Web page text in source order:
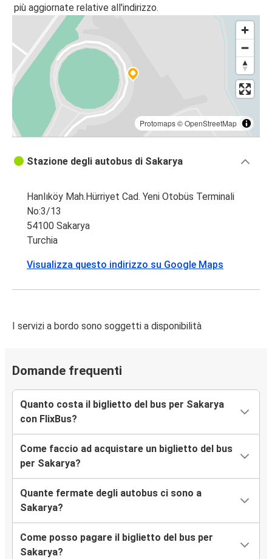
più aggiornate relative all'indirizzo.
Protomaps©OpenStreetMap
Stazione degli autobus di Sakarya
Hanlıköy Mah.Hürriyet Cad. Yeni Otobüs Terminali
No:3/13
54100 Sakarya
Turchia
Visualizza questo indirizzo su Google Maps
I servizi a bordo sono soggetti a disponibilità
Domande frequenti
Quanto costa il biglietto del bus per Sakarya
con FlixBus?
Come faccio ad acquistare un biglietto del bus
per Sakarya?
Quante fermate degli autobus ci sono a
Sakarya?
Come posso pagare il biglietto del bus per
Sakarya?